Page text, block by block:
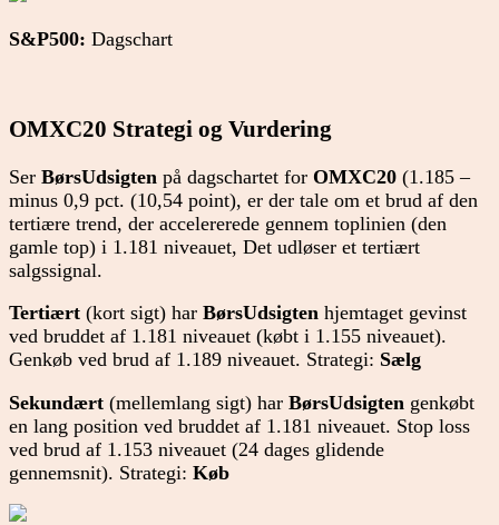
S&P500: Dagschart
OMXC20 Strategi og Vurdering
Ser BørsUdsigten på dagschartet for OMXC20 (1.185 –
minus 0,9 pct. (10,54 point), er der tale om et brud af den
tertiære trend, der accelererede gennem toplinien (den
gamle top) i 1.181 niveauet, Det udløser et tertiært
salgssignal.
Tertiært (kort sigt) har BørsUdsigten hjemtaget gevinst
ved bruddet af 1.181 niveauet (købt i 1.155 niveauet).
Genkøb ved brud af 1.189 niveauet. Strategi: Sælg
Sekundært (mellemlang sigt) har BørsUdsigten genkøbt
en lang position ved bruddet af 1.181 niveauet. Stop loss
ved brud af 1.153 niveauet (24 dages glidende
gennemsnit). Strategi: Køb